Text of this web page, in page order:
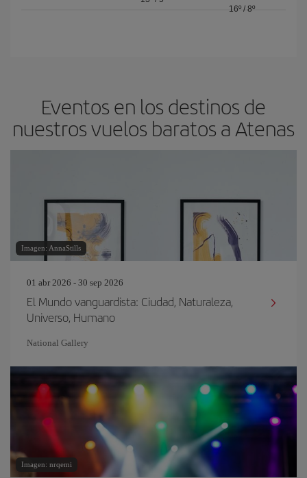
16º/ 8º
Eventos en los destinos de
nuestros vuelos baratos a Atenas
Imagen: AnnaStills
01 abr 2026 - 30 sep 2026
El Mundo vanguardista: Ciudad, Naturaleza,
Universo, Humano
National Gallery
Imagen: nrqemi